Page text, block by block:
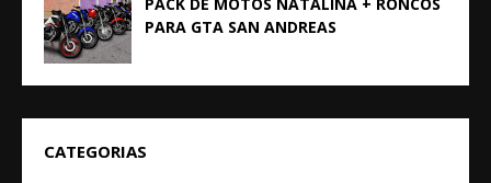
PARA GTA SAN ANDREAS
CATEGORIAS